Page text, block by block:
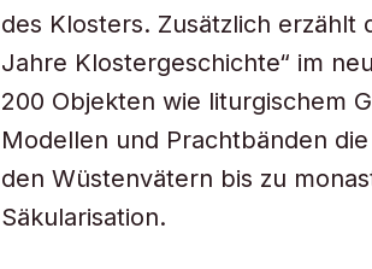
des Klosters. Zusätzlich erzählt
Jahre Klostergeschichte“ im
200 Objekten wie liturgischem
Modellen und Prachtbänden
den Wüstenvätern bis zu
Säkularisation.